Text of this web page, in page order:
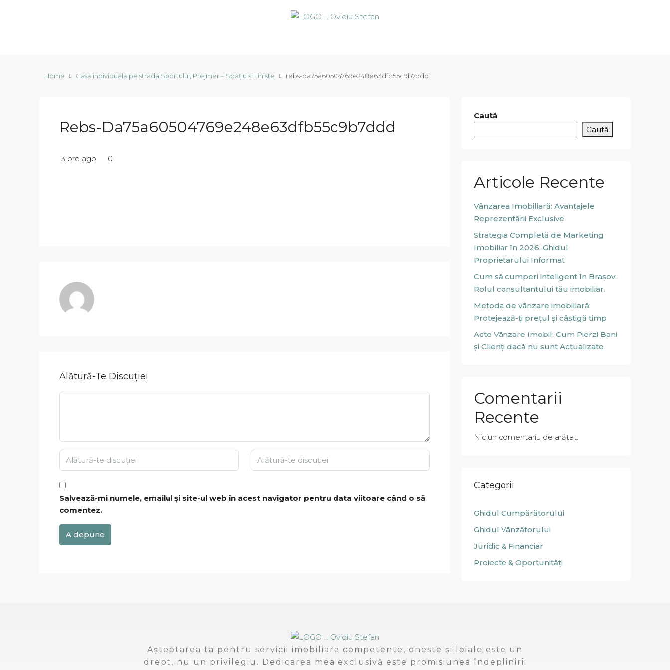
Home Casă individuală pe strada Sportului, Prejmer – Spațiu și Liniște rebs-da75a60504769e248e63dfb55c9b7ddd
Rebs-Da75a60504769e248e63dfb55c9b7ddd
3 ore ago 0
Alătură-Te Discuției
Salvează-mi numele, emailul și site-ul web în acest navigator pentru data viitoare când o să
comentez.
A depune
Caută
Caută
Articole Recente
Vânzarea Imobiliară: Avantajele
Reprezentării Exclusive
Strategia Completă de Marketing
Imobiliar în 2026: Ghidul
Proprietarului Informat
Cum să cumperi inteligent în Brașov:
Rolul consultantului tău imobiliar.
Metoda de vânzare imobiliară:
Protejează-ți prețul și câștigă timp
Acte Vânzare Imobil: Cum Pierzi Bani
și Clienți dacă nu sunt Actualizate
Comentarii
Recente
Niciun comentariu de arătat.
Categorii
Ghidul Cumpărătorului
Ghidul Vânzătorului
Juridic & Financiar
Proiecte & Oportunități
Așteptarea ta pentru servicii imobiliare competente, oneste și loiale este un
drept, nu un privilegiu. Dedicarea mea exclusivă este promisiunea îndeplinirii